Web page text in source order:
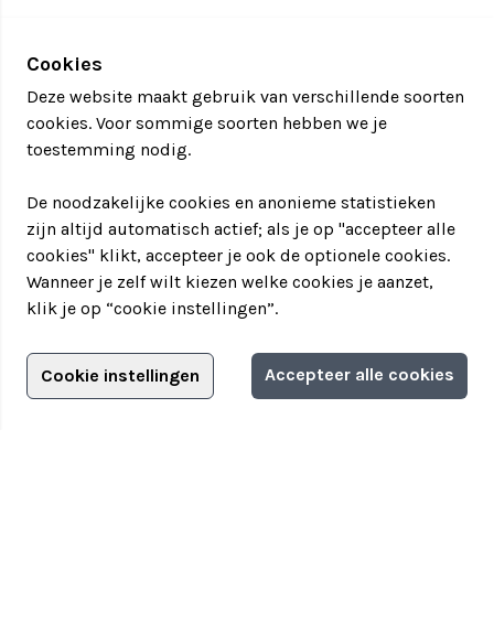
Filter jouw teamuitstapje!
Adverteren?
Adverteerdersopties
Cookies
Deze website maakt gebruik van verschillende soorten
cookies. Voor sommige soorten hebben we je
toestemming nodig.
De noodzakelijke cookies en anonieme statistieken
zijn altijd automatisch actief; als je op "accepteer alle
cookies" klikt, accepteer je ook de optionele cookies.
Wanneer je zelf wilt kiezen welke cookies je aanzet,
klik je op “cookie instellingen”.
Cookie instellingen Accepteer alle cookies